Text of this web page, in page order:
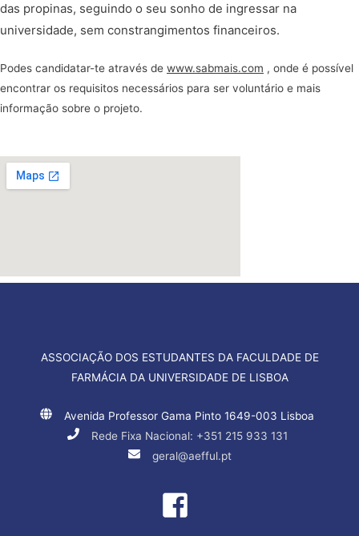
das propinas, seguindo o seu sonho de ingressar na
universidade, sem constrangimentos financeiros.
Podes candidatar-te através de www.sabmais.com , onde é possível
encontrar os requisitos necessários para ser voluntário e mais
informação sobre o projeto.
ASSOCIAÇÃO DOS ESTUDANTES DA FACULDADE DE
FARMÁCIA DA UNIVERSIDADE DE LISBOA
Avenida Professor Gama Pinto 1649-003 Lisboa
Rede Fixa Nacional: +351 215 933 131
geral@aefful.pt